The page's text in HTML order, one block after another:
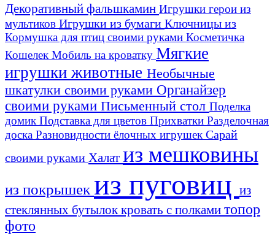
Декоративный фальшкамин Игрушки герои из
мультиков Игрушки из бумаги Ключницы из
Кормушка для птиц своими руками Косметичка
Кошелек Мобиль на кроватку Мягкие
игрушки животные Необычные
шкатулки своими руками Органайзер
своими руками Письменный стол Поделка
домик Подставка для цветов Прихватки Разделочная
доска Разновидности ёлочных игрушек Сарай
своими руками Халат из мешковины
из покрышек из пуговиц из
стеклянных бутылоккровать с полками топор
фото